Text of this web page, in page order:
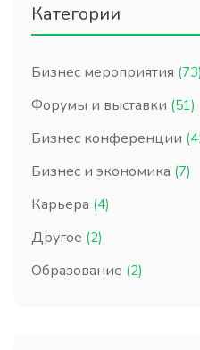
Категории
Бизнес мероприятия (73)
Форумы и выставки (51)
Бизнес конференции
Бизнес и экономика (7)
Карьера (4)
Другое (2)
Образование (2)